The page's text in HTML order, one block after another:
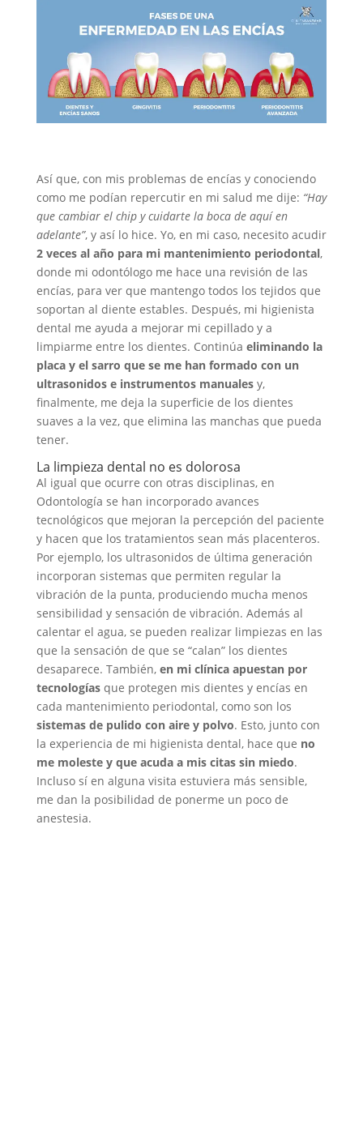
Así que, con mis problemas de encías y conociendo
como me podían repercutir en mi salud me dije: “Hay
que cambiar el chip y cuidarte la boca de aquí en
adelante”, y así lo hice. Yo, en mi caso, necesito acudir
2 veces al año para mi mantenimiento periodontal,
donde mi odontólogo me hace una revisión de las
encías, para ver que mantengo todos los tejidos que
soportan al diente estables. Después, mi higienista
dental me ayuda a mejorar mi cepillado y a
limpiarme entre los dientes. Continúa eliminando la
placa y el sarro que se me han formado con un
ultrasonidos e instrumentos manualesy,
finalmente, me deja la superficie de los dientes
suaves a la vez, que elimina las manchas que pueda
tener.
La limpieza dental no es dolorosa
Al igual que ocurre con otras disciplinas, en
Odontología se han incorporado avances
tecnológicos que mejoran la percepción del paciente
y hacen que los tratamientos sean más placenteros.
Por ejemplo, los ultrasonidos de última generación
incorporan sistemas que permiten regular la
vibración de la punta, produciendo mucha menos
sensibilidad y sensación de vibración. Además al
calentar el agua, se pueden realizar limpiezas en las
que la sensación de que se “calan” los dientes
desaparece. También, en mi clínica apuestan por
tecnologíasque protegen mis dientes y encías en
cada mantenimiento periodontal, como son los
sistemas de pulido con aire y polvo. Esto, junto con
la experiencia de mi higienista dental, hace que no
me moleste y que acuda a mis citas sin miedo.
Incluso sí en alguna visita estuviera más sensible,
me dan la posibilidad de ponerme un poco de
anestesia.